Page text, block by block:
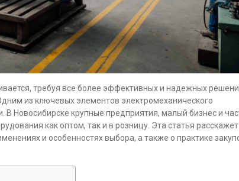
требуя все более эффективных и надежных
из ключевых элементов электромеханического
В Новосибирске крупные предприятия, малый бизнес и
как оптом, так и в розницу. Эта статья расскажет
и особенностях выбора, а также о практике